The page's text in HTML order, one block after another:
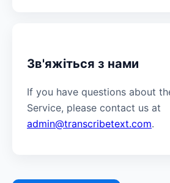
Зв'яжіться з нами
If you have questions about
Service, please contact us at
admin@transcribetext.com.